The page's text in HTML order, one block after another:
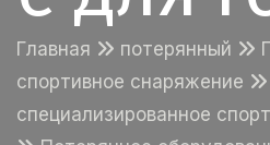
Главная потерянный
спортивное снаряжение
специализированное